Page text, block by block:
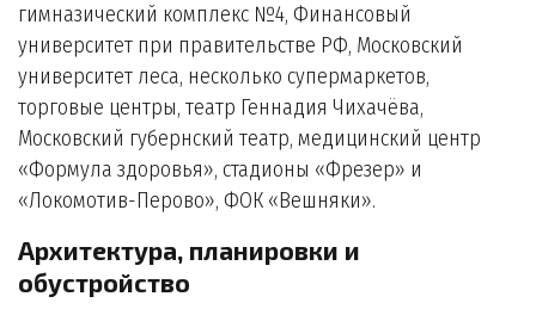
гимназический комплекс №4, Финансовый
университет при правительстве РФ, Московский
университет леса, несколько супермаркетов,
торговые центры, театр Геннадия Чихачёва,
Московский губернский театр, медицинский центр
«Формула здоровья», стадионы «Фрезер» и
«Локомотив-Перово», ФОК «Вешняки».
Архитектура, планировки и
обустройство